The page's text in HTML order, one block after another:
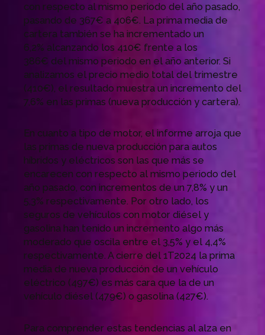
con respecto al mismo periodo del año pasado,
pasando de 367€ a 406€. La prima media de
cartera también se ha incrementado un
6,2% alcanzando los 410€ frente a los
386€ del mismo periodo en el año anterior. Si
analizamos el precio medio total del trimestre
(410€), el resultado muestra un incremento del
7,6% en las primas (nueva producción y cartera).
En cuanto a tipo de motor, el informe arroja que
las primas de nueva producción para autos
híbridos y eléctricos son las que más se
encarecen con respecto al mismo periodo del
año pasado, con incrementos de un 7,8% y un
5,3% respectivamente. Por otro lado, los
seguros de vehículos con motor diésel y
gasolina han tenido un incremento algo más
moderado que oscila entre el 3,5% y el 4,4%
respectivamente. A cierre del 1T2024 la prima
media de nueva producción de un vehículo
eléctrico (497€) es más cara que la de un
vehículo diésel (479€) o gasolina (427€).
Para comprender estas tendencias al alza en